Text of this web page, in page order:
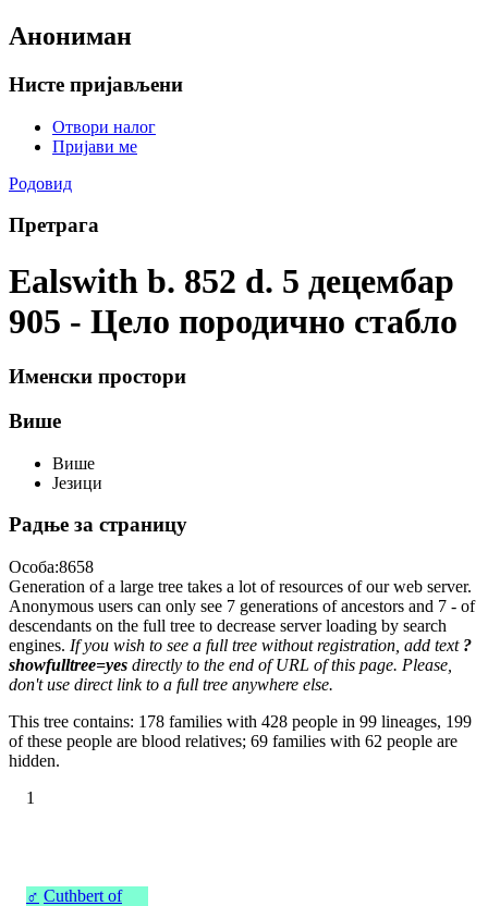
Анониман
Нисте пријављени
Отвори налог
Пријави ме
Родовид
Претрага
Ealswith b. 852 d. 5 децембар
905 - Цело породично стабло
Именски простори
Више
Више
Језици
Радње за страницу
Особа:8658
Generation of a large tree takes a lot of resources of our web server.
Anonymous users can only see 7 generations of ancestors and 7 - of
descendants on the full tree to decrease server loading by search
engines. If you wish to see a full tree without registration, add text ?
showfulltree=yes directly to the end of URL of this page. Please,
don't use direct link to a full tree anywhere else.
This tree contains: 178 families with 428 people in 99 lineages, 199
of these people are blood relatives; 69 families with 62 people are
hidden.
1
♂ Cuthbert of